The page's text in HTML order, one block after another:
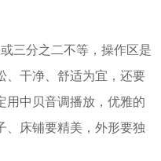
三分之二不等，操作区是
、干净、舒适为宜，还要
用中贝音调播放，优雅的
、床铺要精美，外形要独